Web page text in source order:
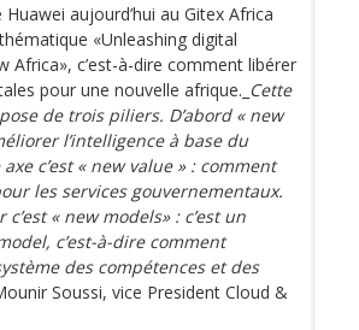
Huawei aujourd’hui au Gitex Africa
«Unleashing digital
Africa», c’est-à-dire comment libérer
pour une nouvelle afrique._ Cette
de trois piliers. D’abord « new
l’intelligence à base du
c’est « new value » : comment
les services gouvernementaux.
« new models» : c’est un
c’est-à-dire comment
des compétences et des
Soussi, vice President Cloud &